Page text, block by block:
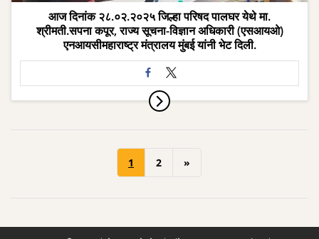
आज दिनांक २८.०२.२०२५ जिल्हा परिषद पालघर येथे मा.
श्रीमती.सपना कपूर, राज्य सूचना-विज्ञान अधिकारी (एसआयओ)
एनआयसीमहाराष्ट्र मंत्रालय मुंबई यांनी भेट दिली.
1 2 »